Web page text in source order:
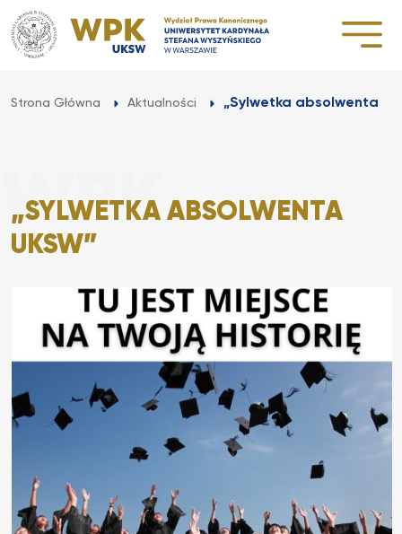
Przejdź
do
treści
Strona Główna Aktualności „Sylwetka absolwenta
„SYLWETKA ABSOLWENTA
UKSW”